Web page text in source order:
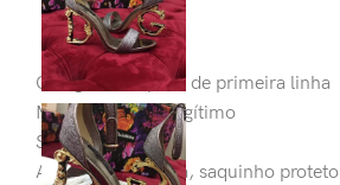
Categoria: Réplica de primeira linha
Material: Couro legítimo
Salto: 10,5 cm
Acompanha: caixa, saquinho